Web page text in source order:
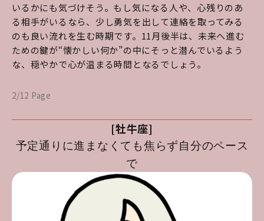
いるかにも気づけそう。もし気になる人や、心残りのあ
る相手がいるなら、少し勇気を出して連絡を取ってみる
のも良い流れを生む時期です。11月後半は、未来へ進む
ための鍵が“懐かしい何か”の中にそっと潜んでいるよう
な、穏やかで心が温まる時間となるでしょう。
2/12 Page
[牡牛座]
予定通りに進まなくても焦らず自分のペース
で